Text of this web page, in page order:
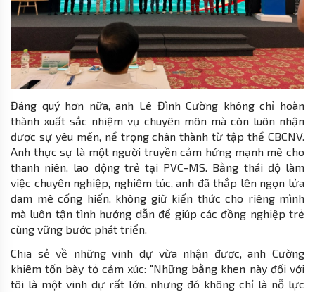
Đáng quý hơn nữa, anh Lê Đình Cường không chỉ hoàn
thành xuất sắc nhiệm vụ chuyên môn mà còn luôn nhận
được sự yêu mến, nể trọng chân thành từ tập thể CBCNV.
Anh thực sự là một người truyền cảm hứng mạnh mẽ cho
thanh niên, lao động trẻ tại PVC-MS. Bằng thái độ làm
việc chuyên nghiệp, nghiêm túc, anh đã thắp lên ngọn lửa
đam mê cống hiến, không giữ kiến thức cho riêng mình
mà luôn tận tình hướng dẫn để giúp các đồng nghiệp trẻ
cùng vững bước phát triển.
Chia sẻ về những vinh dự vừa nhận được, anh Cường
khiêm tốn bày tỏ cảm xúc: "Những bằng khen này đối với
tôi là một vinh dự rất lớn, nhưng đó không chỉ là nỗ lực